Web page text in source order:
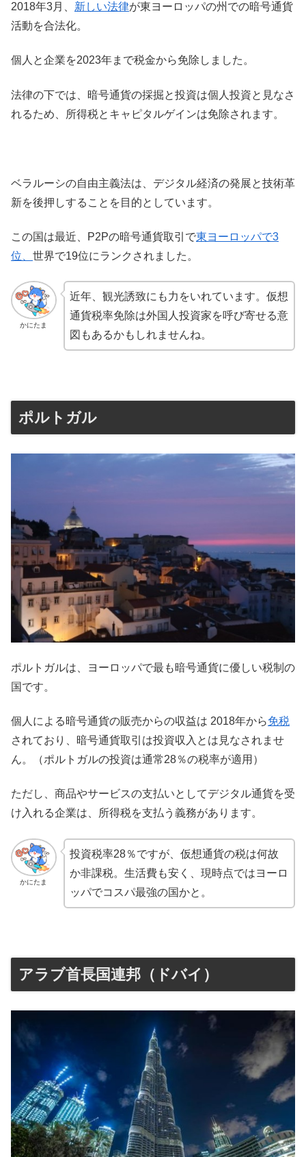
2018年3月、 新しい法律が東ヨーロッパの州での暗号通貨
活動を合法化。
個人と企業を2023年まで税金から免除しました。
法律の下では、暗号通貨の採掘と投資は個人投資と見なさ
れるため、所得税とキャピタルゲインは免除されます。
ベラルーシの自由主義法は、デジタル経済の発展と技術革
新を後押しすることを目的としています。
この国は最近、P2Pの暗号通貨取引で東ヨーロッパで3
位、 世界で19位にランクされました。
かにたま
近年、観光誘致にも力をいれています。仮想
通貨税率免除は外国人投資家を呼び寄せる意
図もあるかもしれませんね。
ポルトガル
ポルトガルは、ヨーロッパで最も暗号通貨に優しい税制の
国です。
個人による暗号通貨の販売からの収益は 2018年から免税
されており、暗号通貨取引は投資収入とは見なされませ
ん。（ポルトガルの投資は通常28％の税率が適用）
ただし、商品やサービスの支払いとしてデジタル通貨を受
け入れる企業は、所得税を支払う義務があります。
かにたま
投資税率28％ですが、仮想通貨の税は何故
か非課税。生活費も安く、現時点ではヨーロ
ッパでコスパ最強の国かと。
アラブ首長国連邦（ドバイ）